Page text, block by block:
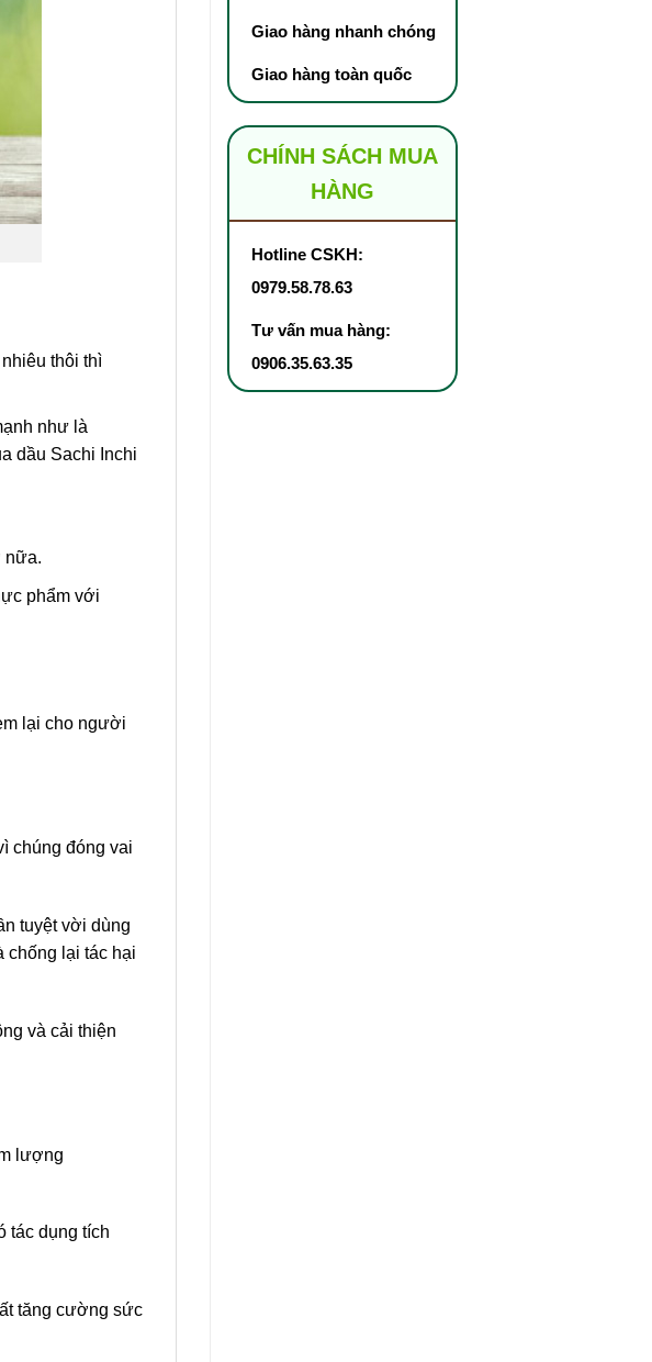
Giao hàng nhanh chóng
Giao hàng toàn quốc
CHÍNH SÁCH MUA
HÀNG
Hotline CSKH:
0979.58.78.63
Tư vấn mua hàng:
0906.35.63.35
thôi thì
như là
dầu Sachi Inchi
nữa.
phẩm với
lại cho người
chúng đóng vai
tuyệt vời dùng
chống lại tác hại
và cải thiện
lượng
tác dụng tích
tăng cường sức